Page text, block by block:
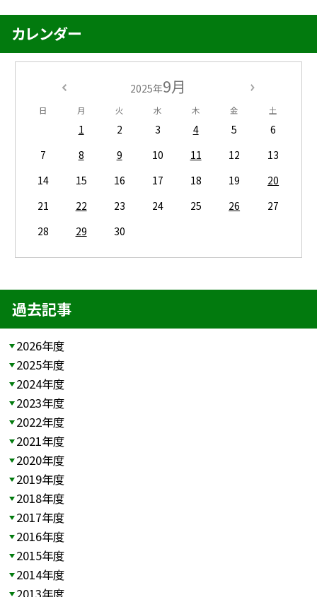
カレンダー
2025年9月
日 月 火 水 木 金 土
1 2 3 4 5
6
7
8 9 10 11 12
13
14
15 16 17 18 19
20
21
22 23 24 25 26
27
28
29 30
過去記事
2026年度
2025年度
2024年度
2023年度
2022年度
2021年度
2020年度
2019年度
2018年度
2017年度
2016年度
2015年度
2014年度
2013年度